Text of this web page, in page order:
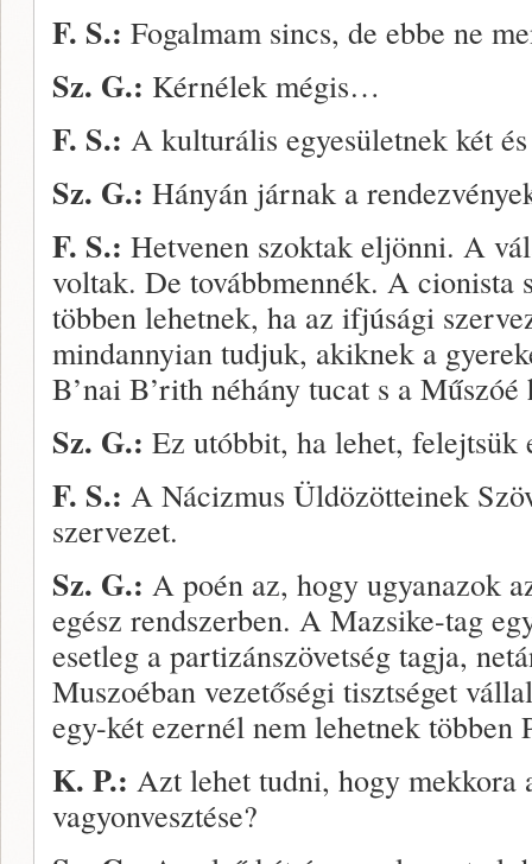
F. S.: Fogalmam sincs, de ebbe ne
Sz. G.: Kérnélek mégis…
F. S.: A kulturális egyesületnek két
Sz. G.: Hányán járnak a
F. S.: Hetvenen szoktak eljönni. A
voltak. De továbbmennék. A cionista
többen lehetnek, ha az ifjúsági
mindannyian tudjuk, akiknek a
B’nai B’rith néhány tucat s a
Sz. G.: Ez utóbbit, ha lehet, felejtsük
F. S.: A Nácizmus Üldö­zötteinek
szervezet.
Sz. G.: A poén az, hogy ugyanazok
egész rendszer­ben. A Mazsike-tag
esetleg a partizánszövetség tagja,
Muszoéban vezetőségi tisztsé­get
egy-két ezernél nem le­hetnek többen
K. P.: Azt lehet tudni, hogy mekkora
vagyonvesztése?